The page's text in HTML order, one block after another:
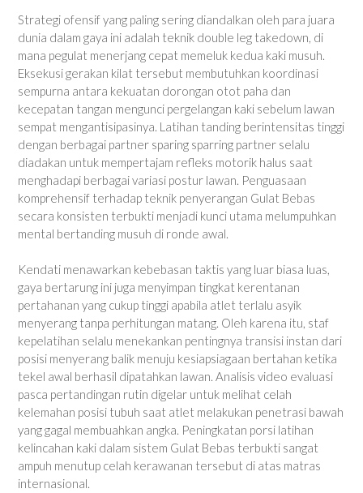
Strategi ofensif yang paling sering diandalkan oleh para juara
dunia dalam gaya ini adalah teknik double leg takedown, di
mana pegulat menerjang cepat memeluk kedua kaki musuh.
Eksekusi gerakan kilat tersebut membutuhkan koordinasi
sempurna antara kekuatan dorongan otot paha dan
kecepatan tangan mengunci pergelangan kaki sebelum lawan
sempat mengantisipasinya. Latihan tanding berintensitas tinggi
dengan berbagai partner sparing sparring partner selalu
diadakan untuk mempertajam refleks motorik halus saat
menghadapi berbagai variasi postur lawan. Penguasaan
komprehensif terhadap teknik penyerangan Gulat Bebas
secara konsisten terbukti menjadi kunci utama melumpuhkan
mental bertanding musuh di ronde awal.
Kendati menawarkan kebebasan taktis yang luar biasa luas,
gaya bertarung ini juga menyimpan tingkat kerentanan
pertahanan yang cukup tinggi apabila atlet terlalu asyik
menyerang tanpa perhitungan matang. Oleh karena itu, staf
kepelatihan selalu menekankan pentingnya transisi instan dari
posisi menyerang balik menuju kesiapsiagaan bertahan ketika
tekel awal berhasil dipatahkan lawan. Analisis video evaluasi
pasca pertandingan rutin digelar untuk melihat celah
kelemahan posisi tubuh saat atlet melakukan penetrasi bawah
yang gagal membuahkan angka. Peningkatan porsi latihan
kelincahan kaki dalam sistem Gulat Bebas terbukti sangat
ampuh menutup celah kerawanan tersebut di atas matras
internasional.